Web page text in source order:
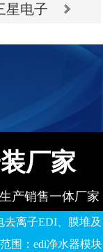
星电子
厂家
产销售一体厂家
离子EDI、膜堆及
围：edi净水器模块